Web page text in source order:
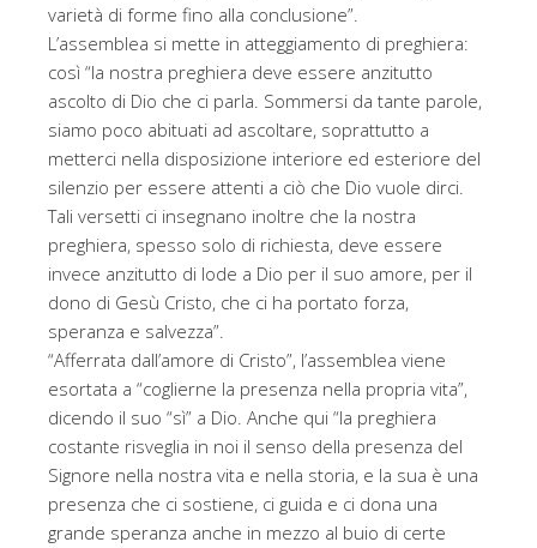
varietà di forme fino alla conclusione”.
L’assemblea si mette in atteggiamento di preghiera:
così “la nostra preghiera deve essere anzitutto
ascolto di Dio che ci parla. Sommersi da tante parole,
siamo poco abituati ad ascoltare, soprattutto a
metterci nella disposizione interiore ed esteriore del
silenzio per essere attenti a ciò che Dio vuole dirci.
Tali versetti ci insegnano inoltre che la nostra
preghiera, spesso solo di richiesta, deve essere
invece anzitutto di lode a Dio per il suo amore, per il
dono di Gesù Cristo, che ci ha portato forza,
speranza e salvezza”.
“Afferrata dall’amore di Cristo”, l’assemblea viene
esortata a “coglierne la presenza nella propria vita”,
dicendo il suo “sì” a Dio. Anche qui “la preghiera
costante risveglia in noi il senso della presenza del
Signore nella nostra vita e nella storia, e la sua è una
presenza che ci sostiene, ci guida e ci dona una
grande speranza anche in mezzo al buio di certe